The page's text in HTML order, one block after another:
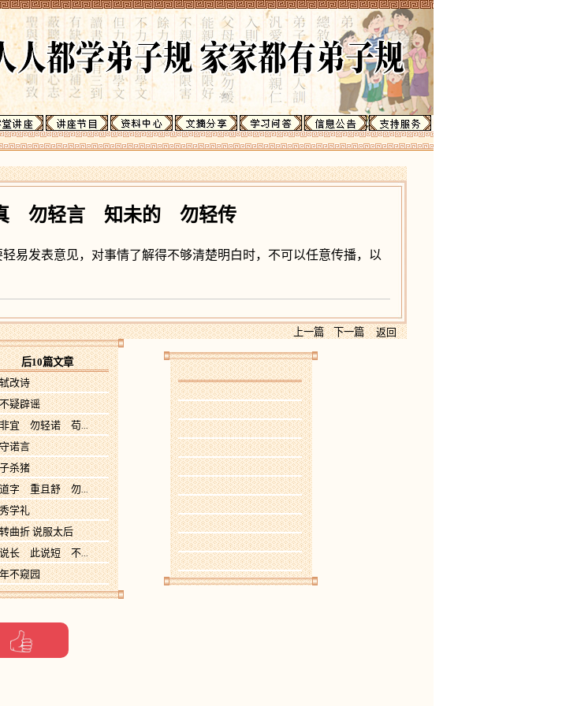
勿轻言 知未的 勿轻传
易发表意见，对事情了解得不够清楚明白时，不可以任意传播，以
上一篇 下一篇 返回
后10篇文章
改诗
疑辟谣
非宜 勿轻诺 苟...
诺言
杀猪
道字 重且舒 勿...
学礼
曲折 说服太后
说长 此说短 不...
不窥园